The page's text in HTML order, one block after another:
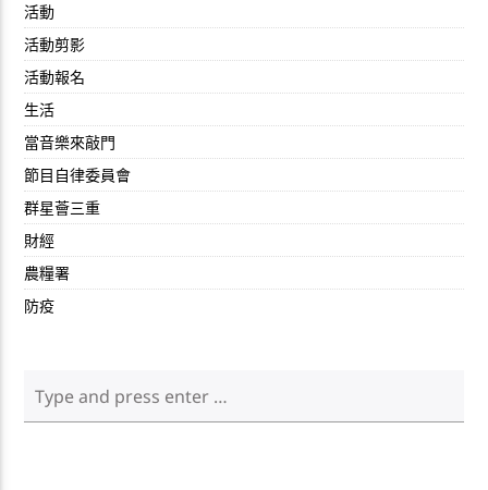
活動
活動剪影
活動報名
生活
當音樂來敲門
節目自律委員會
群星薈三重
財經
農糧署
防疫